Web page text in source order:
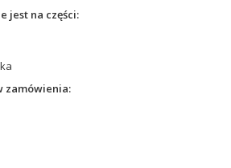
jest na części
zamówienia